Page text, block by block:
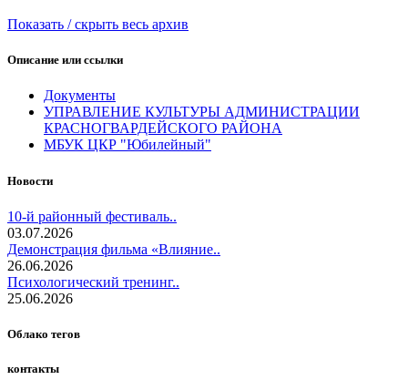
Показать / скрыть весь архив
Описание или ссылки
Документы
УПРАВЛЕНИЕ КУЛЬТУРЫ АДМИНИСТРАЦИИ
КРАСНОГВАРДЕЙСКОГО РАЙОНА
МБУК ЦКР "Юбилейный"
Новости
10-й районный фестиваль..
03.07.2026
Демонстрация фильма «Влияние..
26.06.2026
Психологический тренинг..
25.06.2026
Облако тегов
контакты